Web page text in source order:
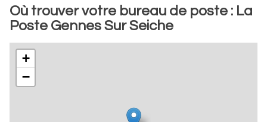
Où trouver votre bureau de poste : La
Poste Gennes Sur Seiche
+
−